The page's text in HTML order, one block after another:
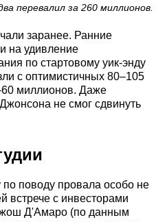
перевалил за 260 миллионов.
заранее. Ранние
на удивление
по стартовому уик-энду
с оптимистичных 80–105
миллионов. Даже
не смог сдвинуть
поводу провала особо не
встрече с инвесторами
Д'Амаро (по данным